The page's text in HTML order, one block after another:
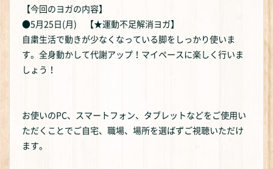
【今回のヨガの内容】
●5月25日(月) 【★運動不足解消ヨガ】
自粛生活で動きが少なくなっている脚をしっかり使いま
す。全身動かして代謝アップ！マイペースに楽しく行いま
しょう！
お使いのPC、スマートフォン、タブレットなどをご使用い
ただくことでご自宅、職場、場所を選ばずご視聴いただけ
ます。